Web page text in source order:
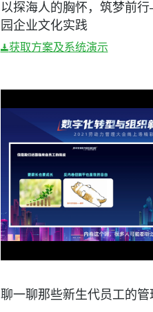
以探海人的胸怀，筑梦前
园企业文化实践
获取方案及系统演示
聊一聊那些新生代员工的管